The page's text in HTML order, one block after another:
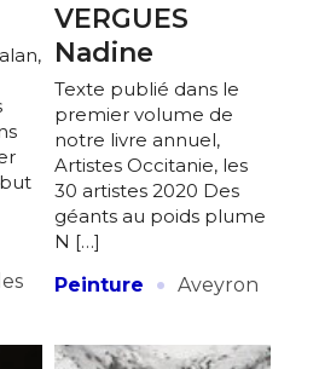
et conditions
VERGUES
Nadine
Texte publié dans le
premier volume de
notre livre annuel,
Artistes Occitanie, les
30 artistes 2020 Des
géants au poids plume
N […]
Peinture
· Aveyron